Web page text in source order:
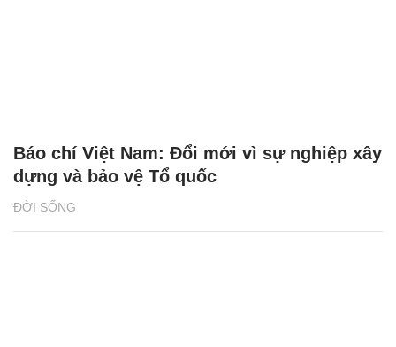
ĐỜI SỐNG
Báo chí Việt Nam: Đổi mới vì sự nghiệp xây
dựng và bảo vệ Tổ quốc